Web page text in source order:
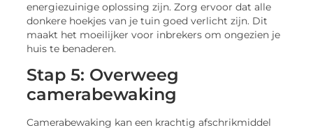
energiezuinige oplossing zijn. Zorg ervoor dat alle
donkere hoekjes van je tuin goed verlicht zijn. Dit
maakt het moeilijker voor inbrekers om ongezien je
huis te benaderen.
Stap 5: Overweeg
camerabewaking
Camerabewaking kan een krachtig afschrikmiddel